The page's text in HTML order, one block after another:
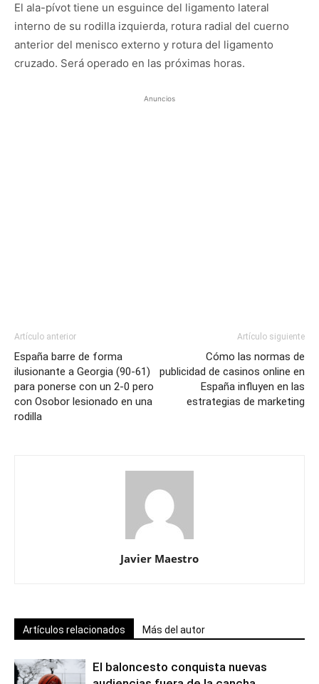
El ala-pívot tiene un esguince del ligamento lateral
interno de su rodilla izquierda, rotura radial del cuerno
anterior del menisco externo y rotura del ligamento
cruzado. Será operado en las próximas horas.
Anuncios
Artículo anterior
España barre de forma
ilusionante a Georgia (90-61)
para ponerse con un 2-0 pero
con Osobor lesionado en una
rodilla
Artículo siguiente
Cómo las normas de
publicidad de casinos online en
España influyen en las
estrategias de marketing
Javier Maestro
Artículos relacionados Más del autor
El baloncesto conquista nuevas